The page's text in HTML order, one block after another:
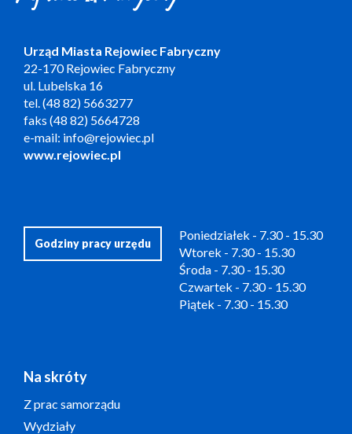
Urząd Miasta Rejowiec Fabryczny
22-170 Rejowiec Fabryczny
ul. Lubelska 16
tel. (48 82) 5663277
faks (48 82) 5664728
e-mail: info@rejowiec.pl
www.rejowiec.pl
Godziny pracy urzędu
Poniedziałek - 7.30 - 15.30
Wtorek - 7.30 - 15.30
Środa - 7.30 - 15.30
Czwartek - 7.30 - 15.30
Piątek - 7.30 - 15.30
Na skróty
Z prac samorządu
Wydziały